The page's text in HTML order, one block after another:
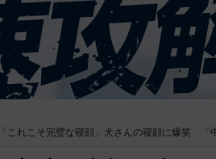
「これこそ完璧な寝顔」犬さんの寝顔に爆笑 「